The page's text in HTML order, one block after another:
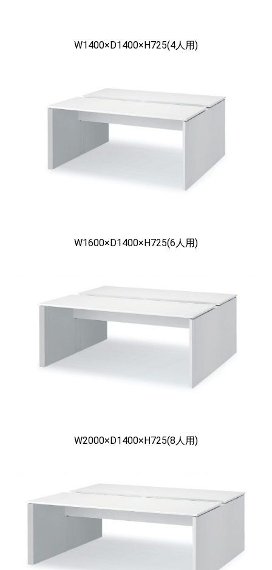
W1400×D1400×H725(4人用)
W1600×D1400×H725(6人用)
W2000×D1400×H725(8人用)